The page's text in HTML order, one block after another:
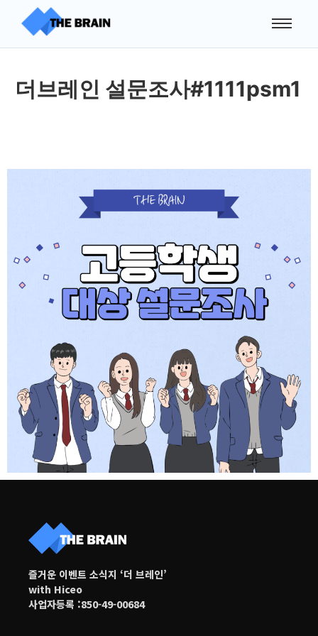
더브레인 설문조사#1111psm1
즐거운 이벤트 소식지 ‘더 브레인’
with Hiceo
사업자등록 :850-49-00684